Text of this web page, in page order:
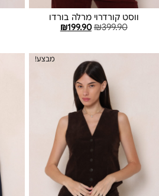
ווסט קורדרוי מרלה בורדו
₪399.90
₪199.90
מבצע!